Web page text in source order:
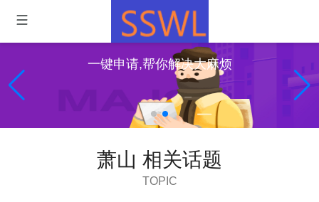
一键申请,帮你解决大麻烦
萧山 相关话题
TOPIC